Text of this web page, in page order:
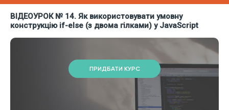
ВІДЕОУРОК № 14. Як використовувати умовну
конструкцію if-else (з двома гілками) у JavaScript
ПРИДБАТИ КУРС